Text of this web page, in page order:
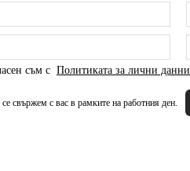
съм с Политиката за лични данни
свържем с вас в рамките на работния ден.